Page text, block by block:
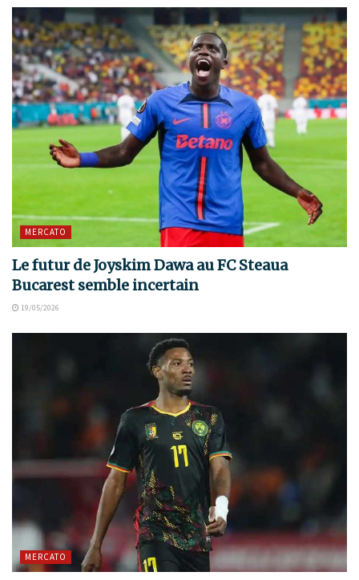
MERCATO
Le futur de Joyskim Dawa au FC Steaua
Bucarest semble incertain
19/05/2026
MERCATO